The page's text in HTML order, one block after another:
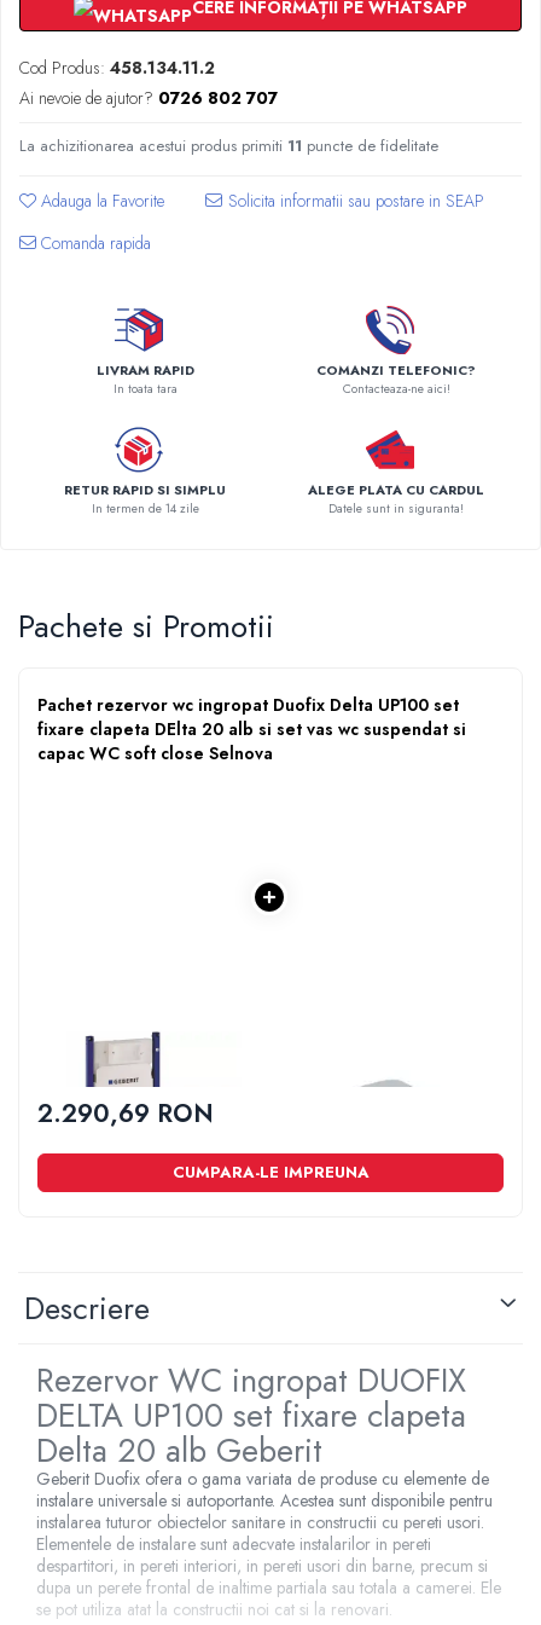
Radiatoare Otel Vogel&Noot
Radiatoare Otel Korado
Radiatoare de Baie Purmo Banga
Automatizare Termostate
Termostate centrala ambient
Detectoare de gaz si electrovalve
Automatizari centrala termica
Panouri solare apa calda
Accesorii panouri solare apa calda
Kituri panouri solare apa calda
Automatizari panouri solare
Teava flexibila inox si fitinguri panouri
Centrale peleti lemn
CERE INFORMAȚII PE WHATSAPP
Cod Produs: 458.134.11.2
Ai nevoie de ajutor? 0726 802 707
La achizitionarea acestui produs primiti 11 puncte de fidelitate
Adauga la Favorite
Comanda rapida
LIVRAM RAPID
In toata tara
COMANZI TELEFONIC?
Contacteaza-ne aici!
RETUR RAPID SI SIMPLU
In termen de 14 zile
ALEGE PLATA CU CARDUL
Datele sunt in siguranta!
Pachete si Promotii
Pachet rezervor wc ingropat Duofix Delta UP100 set
fixare clapeta DElta 20 alb si set vas wc suspendat si
capac WC soft close Selnova
1 x REZERVOR WC
INGROPAT DUOFIX DELTA
UP100 SET FIXARE CLAPETA
DELTA 20 ALB GEBERIT
458.134.11.2
1.152,19
2.290,69 RON
CUMPARA-LE IMPREUNA
Descriere
Rezervor WC ingropat DUOFIX
DELTA UP100 set fixare clapeta
Delta 20 alb Geberit
Geberit Duofix ofera o gama variata de produse cu elemente de
instalare universale si autoportante. Acestea sunt disponibile pentru
instalarea tuturor obiectelor sanitare in constructii cu pereti usori.
Elementele de instalare sunt adecvate instalarilor in pereti
despartitori, in pereti interiori, in pereti usori din barne, precum si
dupa un perete frontal de inaltime partiala sau totala a camerei. Ele
se pot utiliza atat la constructii noi cat si la renovari.